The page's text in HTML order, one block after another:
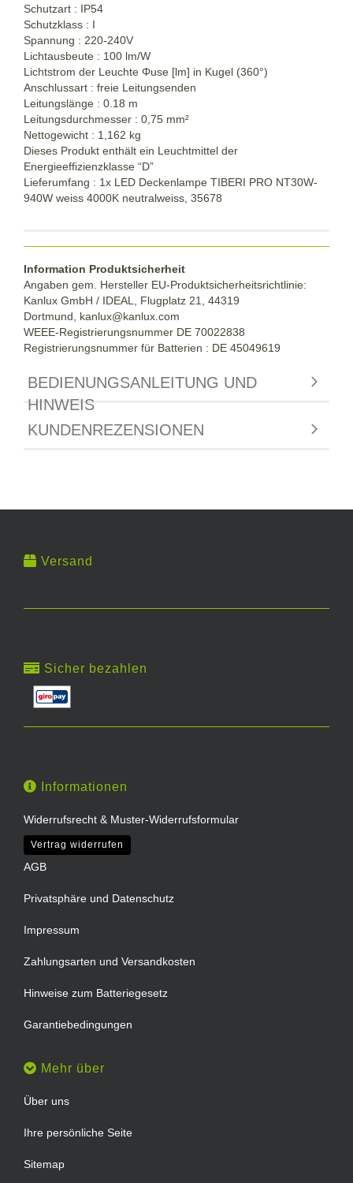
Schutzart : IP54
Schutzklass : I
Spannung : 220-240V
Lichtausbeute : 100 lm/W
Lichtstrom der Leuchte Φuse [lm] in Kugel (360°)
Anschlussart : freie Leitungsenden
Leitungslänge : 0.18 m
Leitungsdurchmesser : 0,75 mm²
Nettogewicht : 1,162 kg
Dieses Produkt enthält ein Leuchtmittel der
Energieeffizienzklasse “D”
Lieferumfang : 1x LED Deckenlampe TIBERI PRO NT30W-
940W weiss 4000K neutralweiss, 35678
Information Produktsicherheit
Angaben gem. Hersteller EU-Produktsicherheitsrichtlinie:
Kanlux GmbH / IDEAL, Flugplatz 21, 44319
Dortmund, kanlux@kanlux.com
WEEE-Registrierungsnummer DE 70022838
Registrierungsnummer für Batterien : DE 45049619
BEDIENUNGSANLEITUNG UND
HINWEIS
KUNDENREZENSIONEN
Versand
Sicher bezahlen
Informationen
Widerrufsrecht & Muster-Widerrufsformular
Vertrag widerrufen
AGB
Privatsphäre und Datenschutz
Impressum
Zahlungsarten und Versandkosten
Hinweise zum Batteriegesetz
Garantiebedingungen
Mehr über
Über uns
Ihre persönliche Seite
Sitemap